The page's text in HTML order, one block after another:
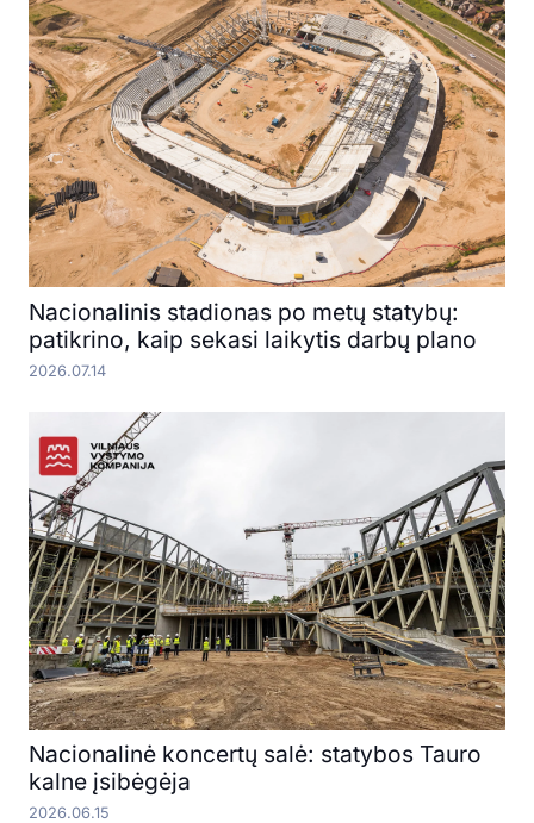
Nacionalinis stadionas po metų statybų:
patikrino, kaip sekasi laikytis darbų plano
2026.07.14
Nacionalinė koncertų salė: statybos Tauro
kalne įsibėgėja
2026.06.15